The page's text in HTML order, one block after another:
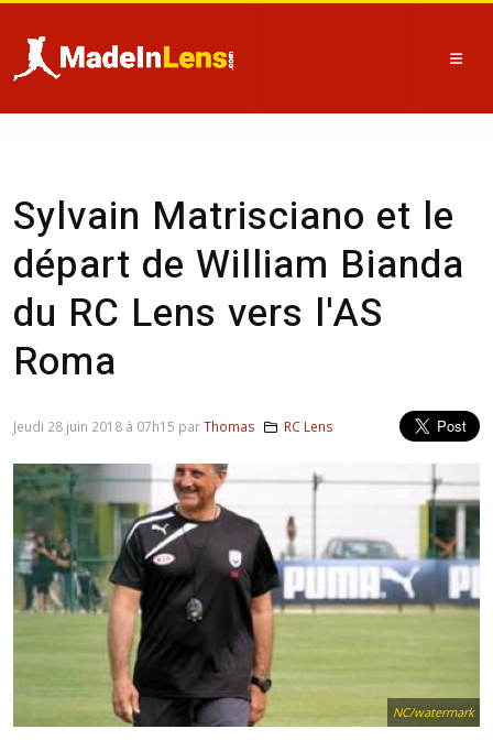
Sylvain Matrisciano et le
départ de William Bianda
du RC Lens vers l'AS
Roma
NC/watermark
Jeudi 28 juin 2018 à 07h15 parThomas RC Lens